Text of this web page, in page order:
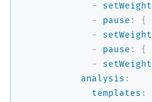
-
setWeight
-
pause : {
-
setWeight
-
pause : {
-
setWeight
analysis :
templates :